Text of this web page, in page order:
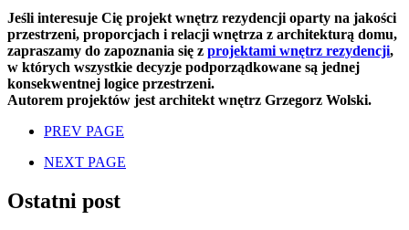
Jeśli interesuje Cię projekt wnętrz rezydencji oparty na jakości
przestrzeni, proporcjach i relacji wnętrza z architekturą domu,
zapraszamy do zapoznania się z projektami wnętrz rezydencji,
w których wszystkie decyzje podporządkowane są jednej
konsekwentnej logice przestrzeni.
Autorem projektów jest architekt wnętrz Grzegorz Wolski.
PREV PAGE
NEXT PAGE
Ostatni post